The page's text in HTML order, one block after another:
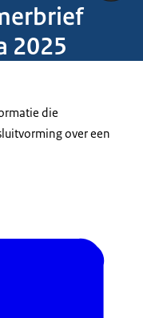
2025
die
over een